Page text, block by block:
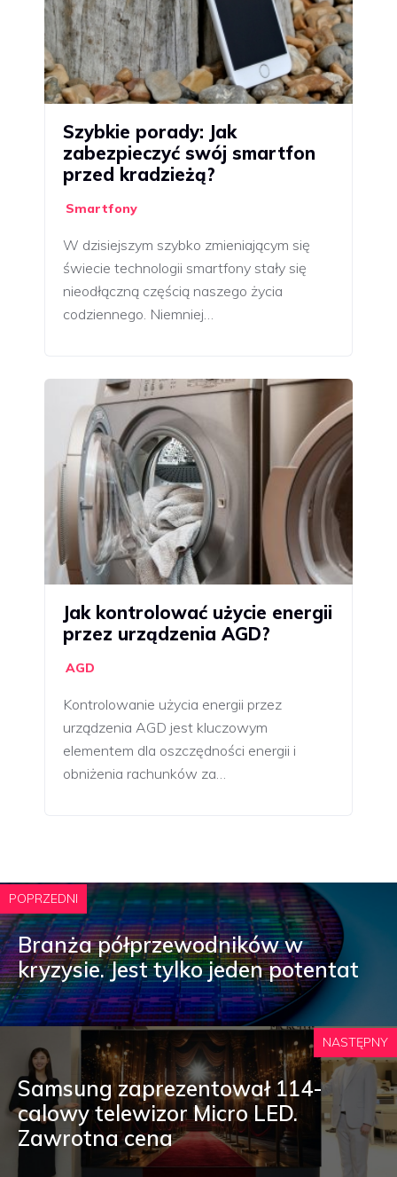
Szybkie porady: Jak
zabezpieczyć swój smartfon
przed kradzieżą?
Smartfony
W dzisiejszym szybko zmieniającym się
świecie technologii smartfony stały się
nieodłączną częścią naszego życia
codziennego. Niemniej…
Jak kontrolować użycie energii
przez urządzenia AGD?
AGD
Kontrolowanie użycia energii przez
urządzenia AGD jest kluczowym
elementem dla oszczędności energii i
obniżenia rachunków za…
POPRZEDNI
Branża półprzewodników w
kryzysie. Jest tylko jeden potentat
NASTĘPNY
Samsung zaprezentował 114-
calowy telewizor Micro LED.
Zawrotna cena